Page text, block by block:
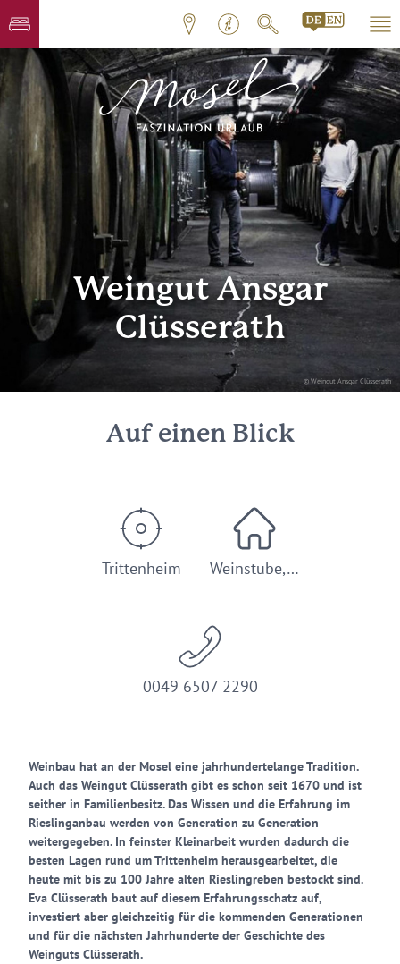
© Weingut Ansgar Clüsserath
Weingut Ansgar
Clüsserath
Auf einen Blick
Trittenheim Weinstube,…
0049 6507 2290
Weinbau hat an der Mosel eine jahrhundertelange Tradition.
Auch das Weingut Clüsserath gibt es schon seit 1670 und ist
seither in Familienbesitz. Das Wissen und die Erfahrung im
Rieslinganbau werden von Generation zu Generation
weitergegeben. In feinster Kleinarbeit wurden dadurch die
besten Lagen rund um Trittenheim herausgearbeitet, die
heute mit bis zu 100 Jahre alten Rieslingreben bestockt sind.
Eva Clüsserath baut auf diesem Erfahrungsschatz auf,
investiert aber gleichzeitig für die kommenden Generationen
und für die nächsten Jahrhunderte der Geschichte des
Weinguts Clüsserath.